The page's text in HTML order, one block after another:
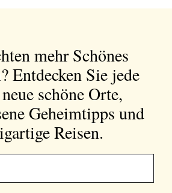
mehr Schönes
Entdecken Sie jede
schöne Orte,
Geheimtipps und
Reisen.